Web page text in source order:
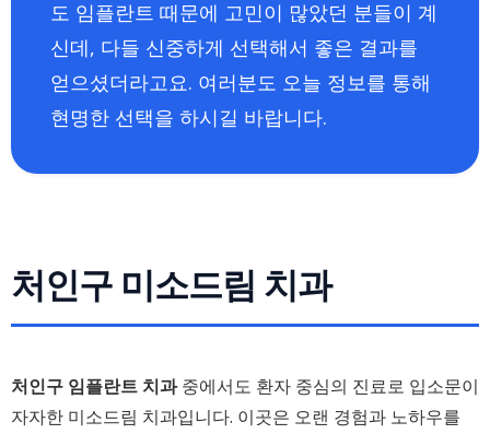
도 임플란트 때문에 고민이 많았던 분들이 계
신데, 다들 신중하게 선택해서 좋은 결과를
얻으셨더라고요. 여러분도 오늘 정보를 통해
현명한 선택을 하시길 바랍니다.
처인구 미소드림 치과
처인구 임플란트 치과중에서도 환자 중심의 진료로 입소문이
자자한 미소드림 치과입니다. 이곳은 오랜 경험과 노하우를